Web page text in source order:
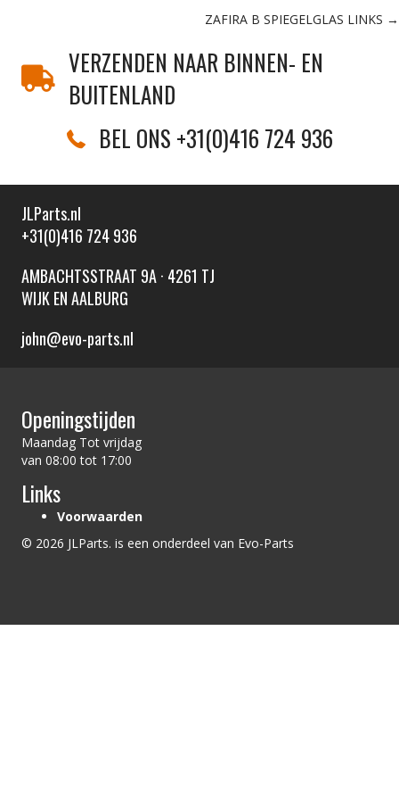
ZAFIRA B SPIEGELGLAS LINKS →
VERZENDEN NAAR BINNEN- EN
BUITENLAND
BEL ONS +31(0)416 724 936
JLParts.nl
+31(0)416 724 936
AMBACHTSSTRAAT 9A · 4261 TJ
WIJK EN AALBURG
john@evo-parts.nl
Openingstijden
Maandag Tot vrijdag
van 08:00 tot 17:00
Links
Voorwaarden
© 2026 JLParts. is een onderdeel van Evo-Parts